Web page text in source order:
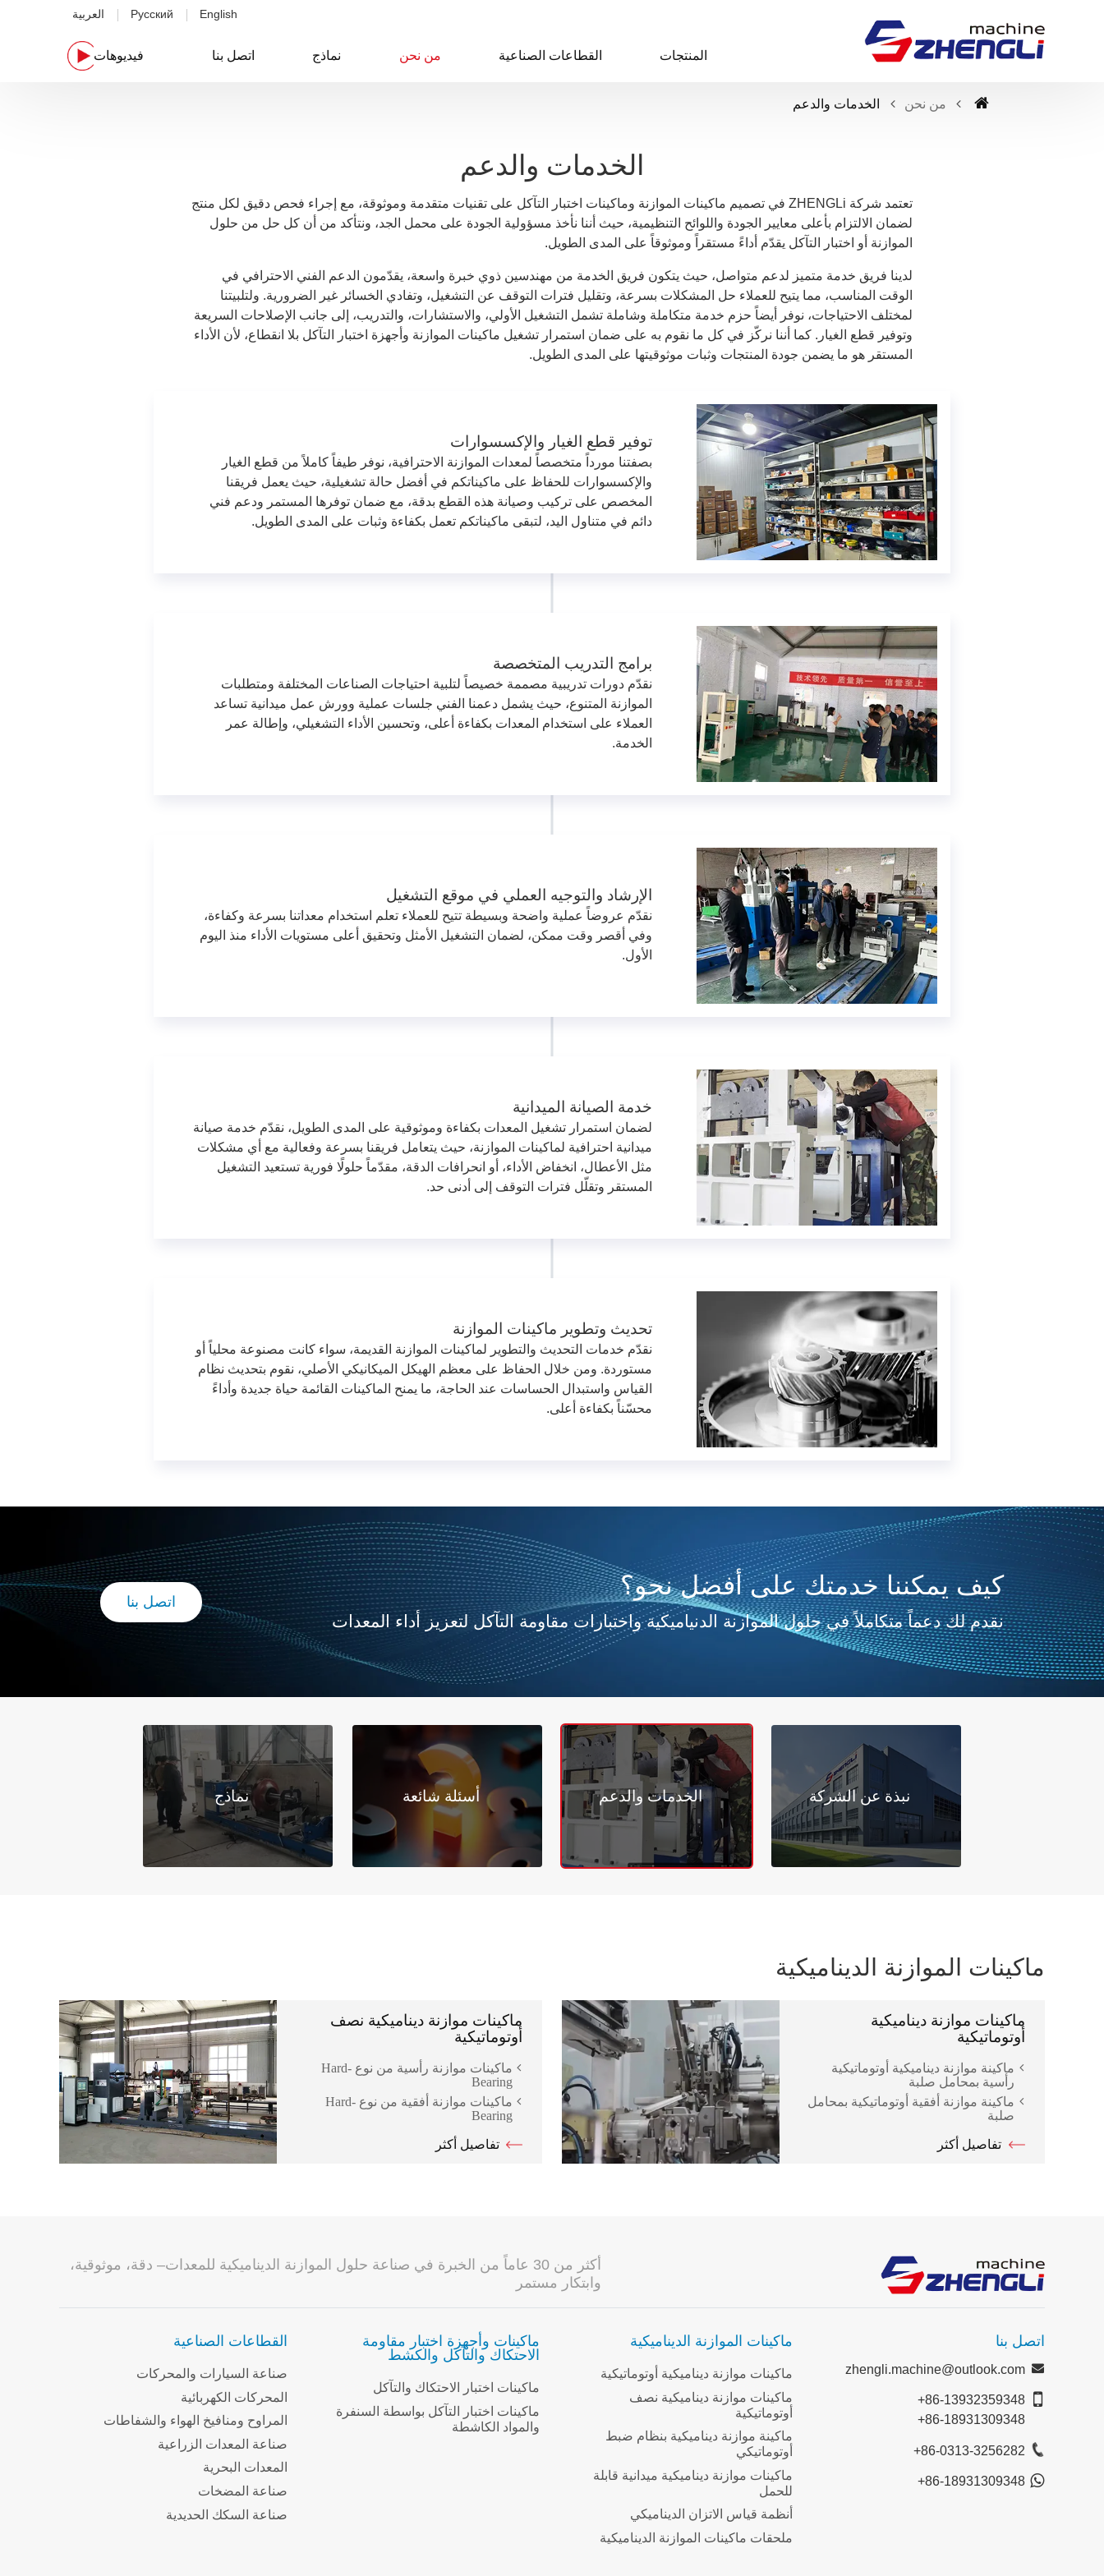
English
Русский العربية
المنتجات القطاعات الصناعية من نحن نماذج اتصل بنا فيديوهات
من نحن الخدمات والدعم
الخدمات والدعم
تعتمد شركة ZHENGLi في تصميم ماكينات الموازنة وماكينات اختبار التآكل على تقنيات متقدمة وموثوقة، مع إجراء فحص دقيق لكل منتج
لضمان الالتزام بأعلى معايير الجودة واللوائح التنظيمية، حيث أننا نأخذ مسؤولية الجودة على محمل الجد، ونتأكد من أن كل حل من حلول
الموازنة أو اختبار التآكل يقدّم أداءً مستقراً وموثوقاً على المدى الطويل.
لدينا فريق خدمة متميز لدعم متواصل، حيث يتكون فريق الخدمة من مهندسين ذوي خبرة واسعة، يقدّمون الدعم الفني الاحترافي في
الوقت المناسب، مما يتيح للعملاء حل المشكلات بسرعة، وتقليل فترات التوقف عن التشغيل، وتفادي الخسائر غير الضرورية. ولتلبيتنا
لمختلف الاحتياجات، نوفر أيضاً حزم خدمة متكاملة وشاملة تشمل التشغيل الأولي، والاستشارات، والتدريب، إلى جانب الإصلاحات السريعة
وتوفير قطع الغيار. كما أننا نركّز في كل ما نقوم به على ضمان استمرار تشغيل ماكينات الموازنة وأجهزة اختبار التآكل بلا انقطاع، لأن الأداء
المستقر هو ما يضمن جودة المنتجات وثبات موثوقيتها على المدى الطويل.
توفير قطع الغيار والإكسسوارات
بصفتنا مورداً متخصصاً لمعدات الموازنة الاحترافية، نوفر طيفاً كاملاً من قطع الغيار
والإكسسوارات للحفاظ على ماكيناتكم في أفضل حالة تشغيلية، حيث يعمل فريقنا
المخصص على تركيب وصيانة هذه القطع بدقة، مع ضمان توفرها المستمر ودعم فني
دائم في متناول اليد، لتبقى ماكيناتكم تعمل بكفاءة وثبات على المدى الطويل.
برامج التدريب المتخصصة
نقدّم دورات تدريبية مصممة خصيصاً لتلبية احتياجات الصناعات المختلفة ومتطلبات
الموازنة المتنوع، حيث يشمل دعمنا الفني جلسات عملية وورش عمل ميدانية تساعد
العملاء على استخدام المعدات بكفاءة أعلى، وتحسين الأداء التشغيلي، وإطالة عمر
الخدمة.
الإرشاد والتوجيه العملي في موقع التشغيل
نقدّم عروضاً عملية واضحة وبسيطة تتيح للعملاء تعلم استخدام معداتنا بسرعة وكفاءة،
وفي أقصر وقت ممكن، لضمان التشغيل الأمثل وتحقيق أعلى مستويات الأداء منذ اليوم
الأول.
خدمة الصيانة الميدانية
لضمان استمرار تشغيل المعدات بكفاءة وموثوقية على المدى الطويل، نقدّم خدمة صيانة
ميدانية احترافية لماكينات الموازنة، حيث يتعامل فريقنا بسرعة وفعالية مع أي مشكلات
مثل الأعطال، انخفاض الأداء، أو انحرافات الدقة، مقدّماً حلولًا فورية تستعيد التشغيل
المستقر وتقلّل فترات التوقف إلى أدنى حد.
تحديث وتطوير ماكينات الموازنة
نقدّم خدمات التحديث والتطوير لماكينات الموازنة القديمة، سواء كانت مصنوعة محلياً أو
مستوردة. ومن خلال الحفاظ على معظم الهيكل الميكانيكي الأصلي، نقوم بتحديث نظام
القياس واستبدال الحساسات عند الحاجة، ما يمنح الماكينات القائمة حياة جديدة وأداءً
محسّناً بكفاءة أعلى.
كيف يمكننا خدمتك على أفضل نحو؟
نقدم لك دعماً متكاملاً في حلول الموازنة الدنياميكية واختبارات مقاومة التآكل لتعزيز أداء المعدات
اتصل بنا
نبذة عن الشركة الخدمات والدعم أسئلة شائعة نماذج
ماكينات الموازنة الديناميكية
ماكينات موازنة ديناميكية
أوتوماتيكية
ماكينة موازنة ديناميكية أوتوماتيكية
رأسية بمحامل صلبة
ماكينة موازنة أفقية أوتوماتيكية بمحامل
صلبة
تفاصيل أكثر
ماكينات موازنة ديناميكية نصف
أوتوماتيكية
ماكينات موازنة رأسية من نوع Hard-
Bearing
ماكينات موازنة أفقية من نوع Hard-
Bearing
تفاصيل أكثر
أكثر من 30 عاماً من الخبرة في صناعة حلول الموازنة الديناميكية للمعدات– دقة، موثوقية،
وابتكار مستمر
اتصل بنا
zhengli.machine@outlook.com
+86-13932359348
+86-18931309348
+86-0313-3256282
+86-18931309348
ماكينات الموازنة الديناميكية
ماكينات موازنة ديناميكية أوتوماتيكية
ماكينات موازنة ديناميكية نصف
أوتوماتيكية
ماكينة موازنة ديناميكية بنظام ضبط
أوتوماتيكي
ماكينات موازنة ديناميكية ميدانية قابلة
للحمل
أنظمة قياس الاتزان الديناميكي
ملحقات ماكينات الموازنة الديناميكية
ماكينات وأجهزة اختبار مقاومة
الاحتكاك والتآكل والكشط
ماكينات اختبار الاحتكاك والتآكل
ماكينات اختبار التآكل بواسطة السنفرة
والمواد الكاشطة
القطاعات الصناعية
صناعة السيارات والمحركات
المحركات الكهربائية
المراوح ومنافيخ الهواء والشفاطات
صناعة المعدات الزراعية
المعدات البحرية
صناعة المضخات
صناعة السكك الحديدية